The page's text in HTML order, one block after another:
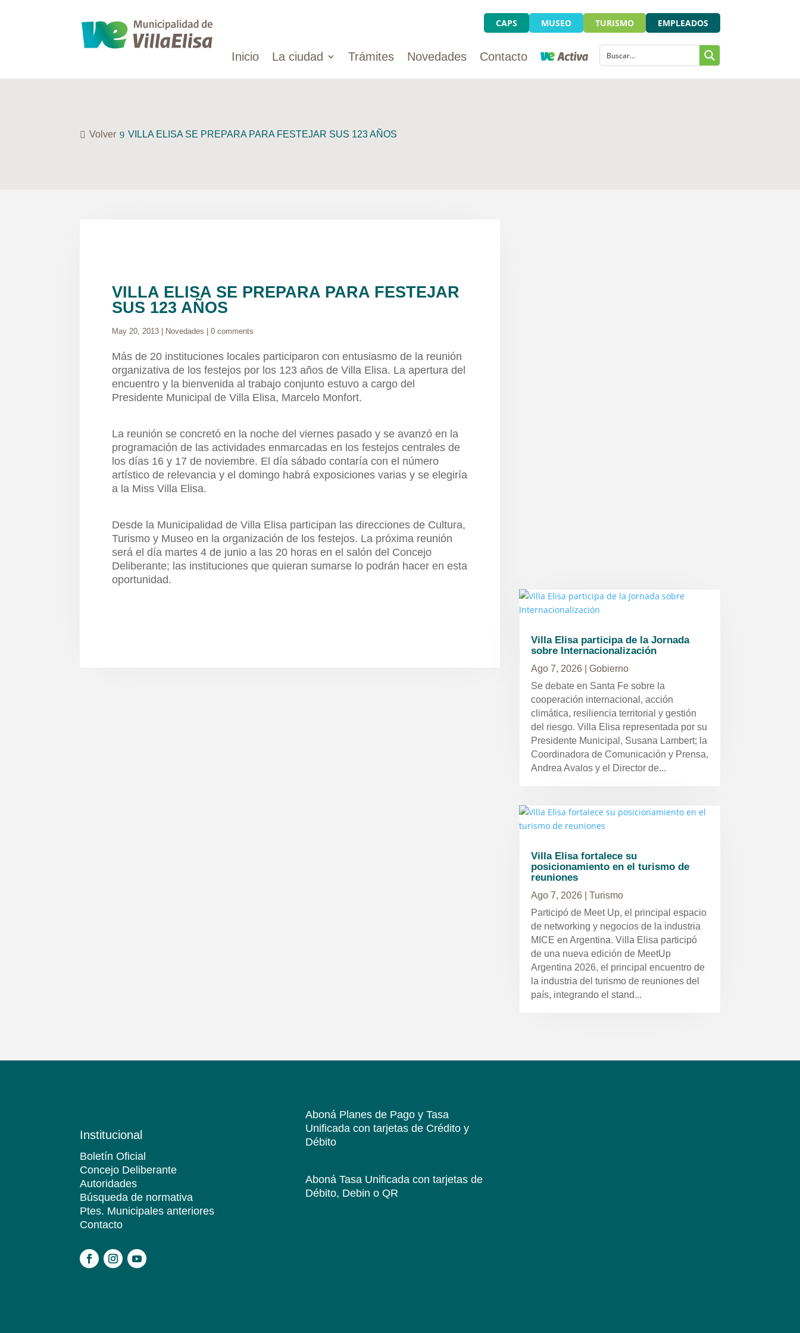
CAPS MUSEO TURISMO EMPLEADOS
Inicio La ciudad Trámites Novedades Contacto
Volver VILLA ELISA SE PREPARA PARA FESTEJAR SUS 123 AÑOS
VILLA ELISA SE PREPARA PARA FESTEJAR
SUS 123 AÑOS
May 20, 2013 Novedades |0 comments
Más de 20 instituciones locales participaron con entusiasmo de la reunión
organizativa de los festejos por los 123 años de Villa Elisa. La apertura del
encuentro y la bienvenida al trabajo conjunto estuvo a cargo del
Presidente Municipal de Villa Elisa, Marcelo Monfort.
La reunión se concretó en la noche del viernes pasado y se avanzó en la
programación de las actividades enmarcadas en los festejos centrales de
los días 16 y 17 de noviembre. El día sábado contaría con el número
artístico de relevancia y el domingo habrá exposiciones varias y se elegiría
a la Miss Villa Elisa.
Desde la Municipalidad de Villa Elisa participan las direcciones de Cultura,
Turismo y Museo en la organización de los festejos. La próxima reunión
será el día martes 4 de junio a las 20 horas en el salón del Concejo
Deliberante; las instituciones que quieran sumarse lo podrán hacer en esta
oportunidad.
Villa Elisa participa de la Jornada
sobre Internacionalización
Ago 7, 2026| Gobierno
Se debate en Santa Fe sobre la
cooperación internacional, acción
climática, resiliencia territorial y gestión
del riesgo. Villa Elisa representada por su
Presidente Municipal, Susana Lambert; la
Coordinadora de Comunicación y Prensa,
Andrea Avalos y el Director de...
Villa Elisa fortalece su
posicionamiento en el turismo de
reuniones
Ago 7, 2026| Turismo
Participó de Meet Up, el principal espacio
de networking y negocios de la industria
MICE en Argentina. Villa Elisa participó
de una nueva edición de MeetUp
Argentina 2026, el principal encuentro de
la industria del turismo de reuniones del
país, integrando el stand...
Institucional
Boletín Oficial
Concejo Deliberante
Autoridades
Búsqueda de normativa
Ptes. Municipales anteriores
Contacto
Aboná Planes de Pago y Tasa
Unificadacon tarjetas de Crédito y
Débito
Aboná Tasa Unificadacon tarjetas de
Débito, Debin o QR